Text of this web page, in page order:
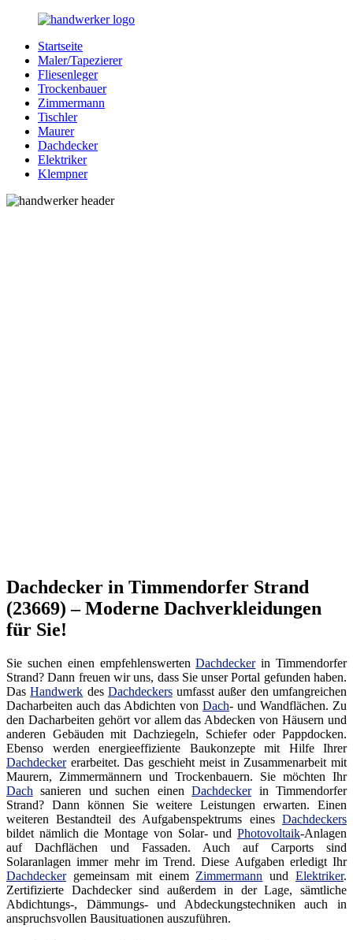
Zurück
Inhalt
Bessere-
Handwerker.de
Handwerker
Ihrer
Nähe
Startseite
Maler/Tapezierer
Fliesenleger
Trockenbauer
Zimmermann
Tischler
Maurer
Dachdecker
Elektriker
Klempner
Dachdecker in Timmendorfer Strand
(23669) – Moderne Dachverkleidungen
für Sie!
Sie suchen einen empfehlenswertenDachdeckerin Timmendorfer
Strand? Dann freuen wir uns, dass Sie unser Portal gefunden haben.
DasHandwerk des Dachdeckersumfasst außer den umfangreichen
Dacharbeiten auch das Abdichten von Dach- und Wandflächen. Zu
den Dacharbeiten gehört vor allem das Abdecken von Häusern und
anderen Gebäuden mit Dachziegeln, Schiefer oder Pappdocken.
Ebenso werden energieeffiziente Baukonzepte mit Hilfe Ihrer
Dachdeckererarbeitet. Das geschieht meist in Zusammenarbeit mit
Maurern, Zimmermännern und Trockenbauern. Sie möchten Ihr
Dach sanieren und suchen einenDachdeckerin Timmendorfer
Strand? Dann können Sie weitere Leistungen erwarten. Einen
weiteren Bestandteil des Aufgabenspektrums eines Dachdeckers
bildet nämlich die Montage von Solar- und Photovoltaik-Anlagen
auf Dachflächen und Fassaden. Auch auf Carports sind
Solaranlagen immer mehr im Trend. Diese Aufgaben erledigt Ihr
Dachdeckergemeinsam mit einem Zimmermann undElektriker.
Zertifizierte Dachdecker sind außerdem in der Lage, sämtliche
Abdichtungs-, Dämmungs- und Abdeckungstechniken auch in
anspruchsvollen Bausituationen auszuführen.